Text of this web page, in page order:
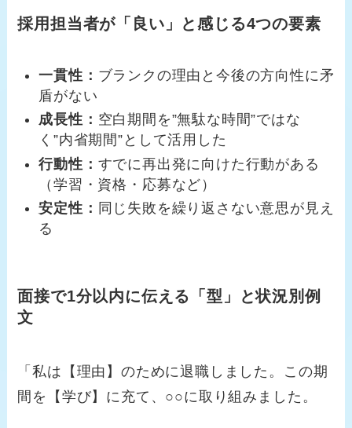
採用担当者が「良い」と感じる4つの要素
一貫性： ブランクの理由と今後の方向性に矛
盾がない
成長性： 空白期間を”無駄な時間”ではな
く”内省期間”として活用した
行動性： すでに再出発に向けた行動がある
（学習・資格・応募など）
安定性： 同じ失敗を繰り返さない意思が見え
る
面接で1分以内に伝える「型」と状況別例
文
「私は【理由】のために退職しました。この期
間を【学び】に充て、○○に取り組みました。